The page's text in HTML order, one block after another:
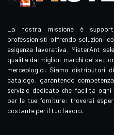
La nostra missione è
professionisti offrendo soluzioni
esigenza lavorativa. MisterAnt
qualità dai migliori marchi del
merceologici. Siamo distributori
catalogo, garantendo
servizio dedicato che facilita
per le tue forniture: troverai
costante per il tuo lavoro.